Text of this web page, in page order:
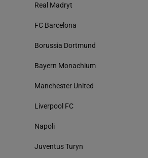
Real Madryt
FC Barcelona
Borussia Dortmund
Bayern Monachium
Manchester United
Liverpool FC
Napoli
Juventus Turyn